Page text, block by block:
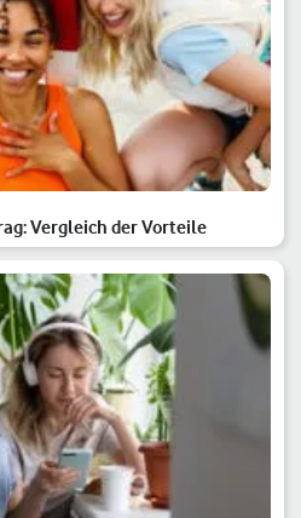
Vergleich der Vorteile